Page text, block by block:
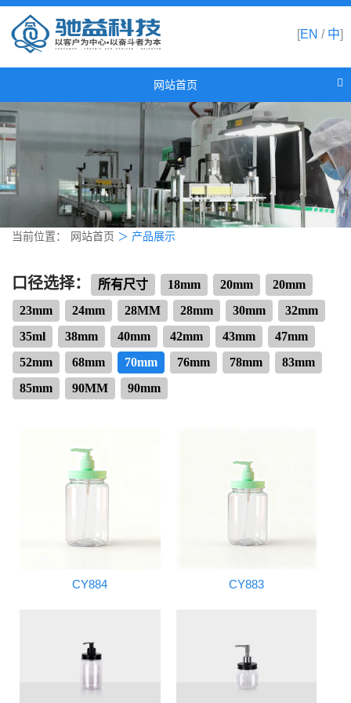
[EN / 中]
网站首页
网站首页
关于驰益
产品展示
新闻资讯
合作伙伴
当前位置： 网站首页 ＞ 产品展示
口径选择： 所有尺寸 18mm 20mm
20mm
23mm
24mm 28MM 28mm 30mm
32mm
35ml
38mm 40mm 42mm 43mm
47mm
52mm
68mm 70mm 76mm 78mm
83mm
85mm
90MM 90mm
CY884 CY883